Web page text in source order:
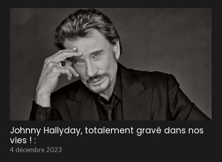
Johnny Hallyday, totalement gravé dans nos
vies ! :
4 décembre 2023